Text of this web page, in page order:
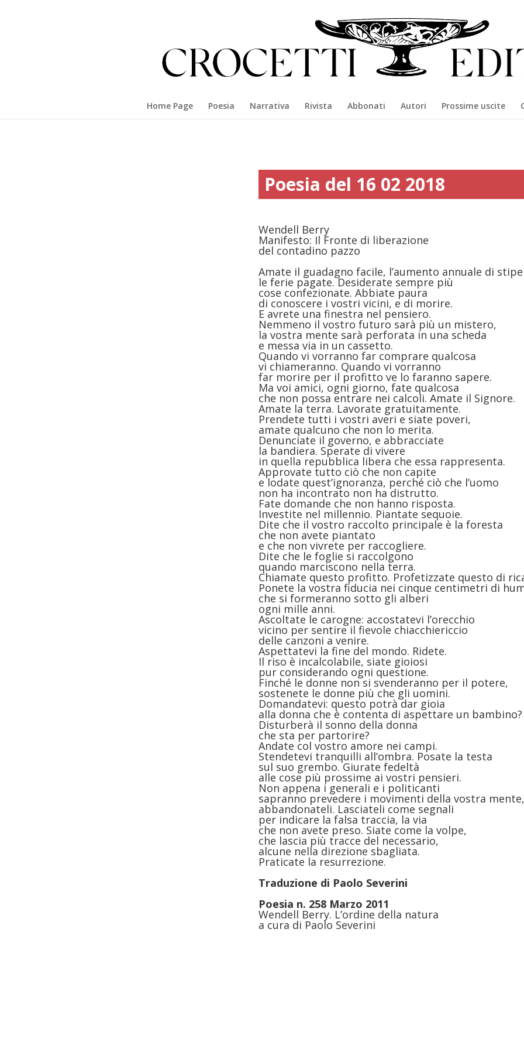
Home Page Poesia Narrativa Rivista Abbonati Autori Prossime uscite
Poesia del 16 02 2018
Wendell Berry
Manifesto: Il Fronte di liberazione
del contadino pazzo
Amate il guadagno facile, l’aumento annuale di
le ferie pagate. Desiderate sempre più
cose confezionate. Abbiate paura
di conoscere i vostri vicini, e di morire.
E avrete una finestra nel pensiero.
Nemmeno il vostro futuro sarà più un mistero,
la vostra mente sarà perforata in una scheda
e messa via in un cassetto.
Quando vi vorranno far comprare qualcosa
vi chiameranno. Quando vi vorranno
far morire per il profitto ve lo faranno sapere.
Ma voi amici, ogni giorno, fate qualcosa
che non possa entrare nei calcoli. Amate il Signore.
Amate la terra. Lavorate gratuitamente.
Prendete tutti i vostri averi e siate poveri,
amate qualcuno che non lo merita.
Denunciate il governo, e abbracciate
la bandiera. Sperate di vivere
in quella repubblica libera che essa rappresenta.
Approvate tutto ciò che non capite
e lodate quest’ignoranza, perché ciò che l’uomo
non ha incontrato non ha distrutto.
Fate domande che non hanno risposta.
Investite nel millennio. Piantate sequoie.
Dite che il vostro raccolto principale è la foresta
che non avete piantato
e che non vivrete per raccogliere.
Dite che le foglie si raccolgono
quando marciscono nella terra.
Chiamate questo profitto. Profetizzate questo di
Ponete la vostra fiducia nei cinque centimetri di
che si formeranno sotto gli alberi
ogni mille anni.
Ascoltate le carogne: accostatevi l’orecchio
vicino per sentire il fievole chiacchiericcio
delle canzoni a venire.
Aspettatevi la fine del mondo. Ridete.
Il riso è incalcolabile, siate gioiosi
pur considerando ogni questione.
Finché le donne non si svenderanno per il potere,
sostenete le donne più che gli uomini.
Domandatevi: questo potrà dar gioia
alla donna che è contenta di aspettare un bambino?
Disturberà il sonno della donna
che sta per partorire?
Andate col vostro amore nei campi.
Stendetevi tranquilli all’ombra. Posate la testa
sul suo grembo. Giurate fedeltà
alle cose più prossime ai vostri pensieri.
Non appena i generali e i politicanti
sapranno prevedere i movimenti della vostra mente,
abbandonateli. Lasciateli come segnali
per indicare la falsa traccia, la via
che non avete preso. Siate come la volpe,
che lascia più tracce del necessario,
alcune nella direzione sbagliata.
Praticate la resurrezione.
Traduzione di Paolo Severini
Poesia n. 258 Marzo 2011
Wendell Berry. L’ordine della natura
a cura di Paolo Severini